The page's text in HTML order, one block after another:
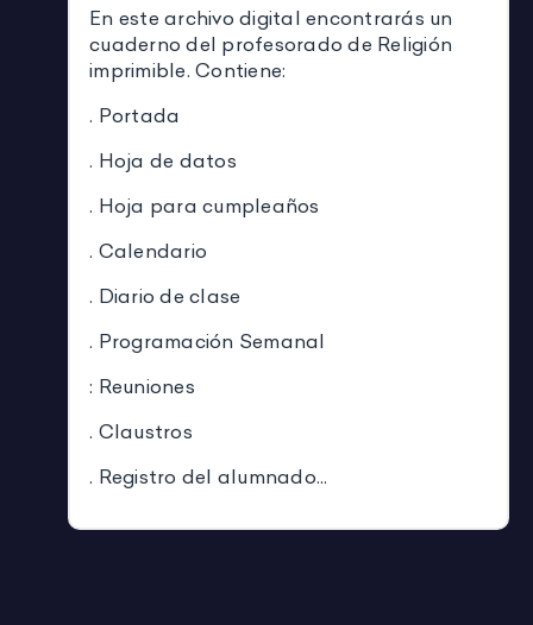
En este archivo digital encontrarás un
cuaderno del profesorado de Religión
imprimible. Contiene:
. Portada
. Hoja de datos
. Hoja para cumpleaños
. Calendario
. Diario de clase
. Programación Semanal
: Reuniones
. Claustros
. Registro del alumnado...